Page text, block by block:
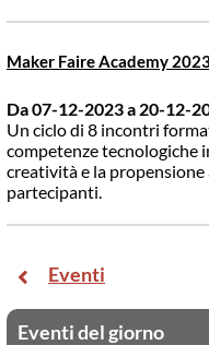
Maker Faire Academy
Da 07-12-2023a 20-12-
Un ciclo di 8 incontri
competenze tecnologiche
creatività e la
partecipanti.
Eventi
Eventi del giorno